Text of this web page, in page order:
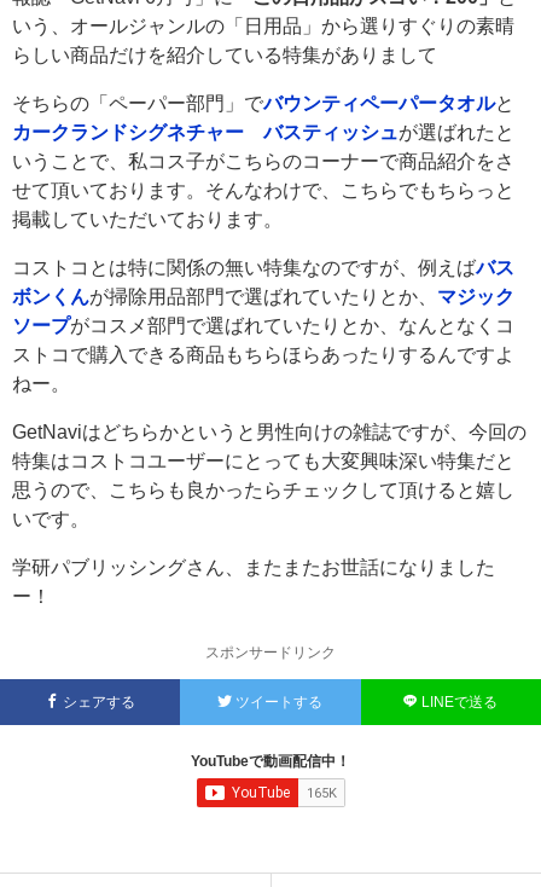
いう、オールジャンルの「日用品」から選りすぐりの素晴
らしい商品だけを紹介している特集がありまして
そちらの「ペーパー部門」でバウンティペーパータオルと
カークランドシグネチャー バスティッシュが選ばれたと
いうことで、私コス子がこちらのコーナーで商品紹介をさ
せて頂いております。そんなわけで、こちらでもちらっと
掲載していただいております。
コストコとは特に関係の無い特集なのですが、例えばバス
ボンくんが掃除用品部門で選ばれていたりとか、 マジック
ソープがコスメ部門で選ばれていたりとか、なんとなくコ
ストコで購入できる商品もちらほらあったりするんですよ
ねー。
GetNaviはどちらかというと男性向けの雑誌ですが、今回の
特集はコストコユーザーにとっても大変興味深い特集だと
思うので、こちらも良かったらチェックして頂けると嬉し
いです。
学研パブリッシングさん、またまたお世話になりました
ー！
スポンサードリンク
シェアする ツイートする LINEで送る
YouTubeで動画配信中！